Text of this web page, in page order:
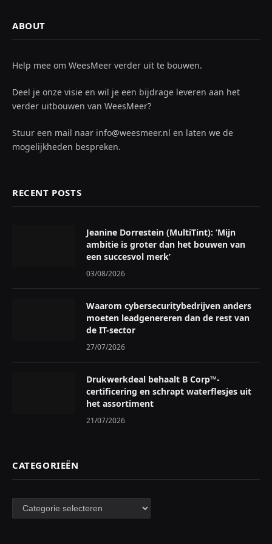
ABOUT
Help mee om WeesMeer verder uit te bouwen.
Deel je onze visie en wil je een bijdrage leveren aan het
verder uitbouwen van WeesMeer?
Stuur een mail naar info@weesmeer.nl en laten we de
mogelijkheden bespreken.
RECENT POSTS
Jeanine Dorrestein (MultiTint): ‘Mijn
ambitie is groter dan het bouwen van
een succesvol merk’
03/08/2026
Waarom cybersecuritybedrijven anders
moeten leadgenereren dan de rest van
de IT-sector
27/07/2026
Drukwerkdeal behaalt B Corp™-
certificering en schrapt waterflesjes uit
het assortiment
21/07/2026
CATEGORIEËN